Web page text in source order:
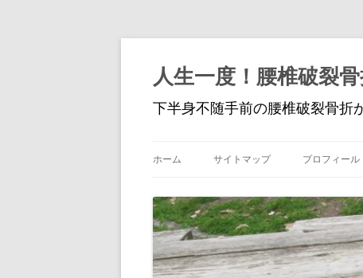
人生一度！腰椎破裂
下半身不随手前の腰椎破裂骨折
ホーム サイトマップ プロフィール